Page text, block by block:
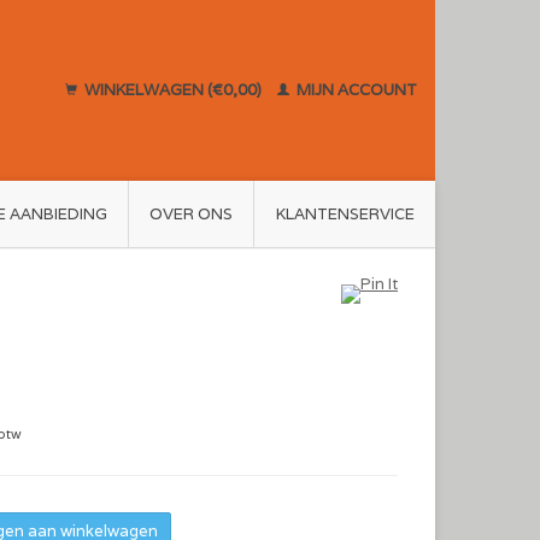
WINKELWAGEN (€0,00) MIJN ACCOUNT
AANBIEDING OVER ONS KLANTENSERVICE
aan winkelwagen